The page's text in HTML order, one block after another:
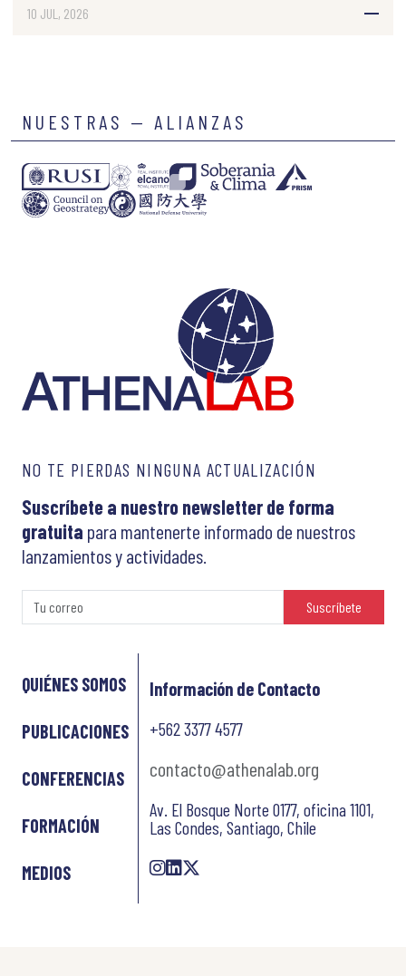
10 JUL, 2026
NUESTRAS — ALIANZAS
NO TE PIERDAS NINGUNA ACTUALIZACIÓN
Suscríbete a nuestro newsletter de forma
gratuita para mantenerte informado de nuestros
lanzamientos y actividades.
Suscríbete
QUIÉNES SOMOS
PUBLICACIONES
CONFERENCIAS
FORMACIÓN
MEDIOS
Información de Contacto
+562 3377 4577
contacto@athenalab.org
Av. El Bosque Norte 0177, oficina 1101,
Las Condes, Santiago, Chile